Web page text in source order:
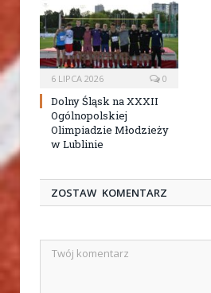
6 LIPCA 2026 0
Dolny Śląsk na XXXII
Ogólnopolskiej
Olimpiadzie Młodzieży
w Lublinie
ZOSTAW KOMENTARZ